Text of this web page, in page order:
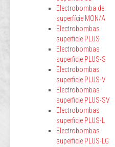
Electrobomba de
superfície MON/A
Electrobombas
superficie PLUS
Electrobombas
superficie PLUS-S
Electrobombas
superficie PLUS-V
Electrobombas
superficie PLUS-SV
Electrobombas
superficie PLUS-L
Electrobombas
superficie PLUS-LG